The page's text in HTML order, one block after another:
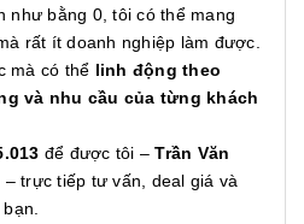
như bằng 0, tôi có thể mang
rất ít doanh nghiệp làm được.
mà có thể linh động theo
và nhu cầu của từng khách
để được tôi –Trần Văn
– trực tiếp tư vấn, deal giá và